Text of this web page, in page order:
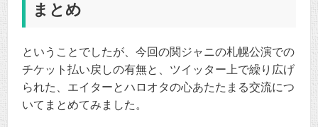
まとめ
ということでしたが、今回の関ジャニの札幌公演での
チケット払い戻しの有無と、ツイッター上で繰り広げ
られた、エイターとハロオタの心あたたまる交流につ
いてまとめてみました。